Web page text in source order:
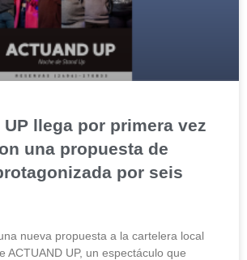
UP llega por primera vez
una propuesta de
por seis
nueva propuesta a la cartelera local
ACTUAND UP, un espectáculo que